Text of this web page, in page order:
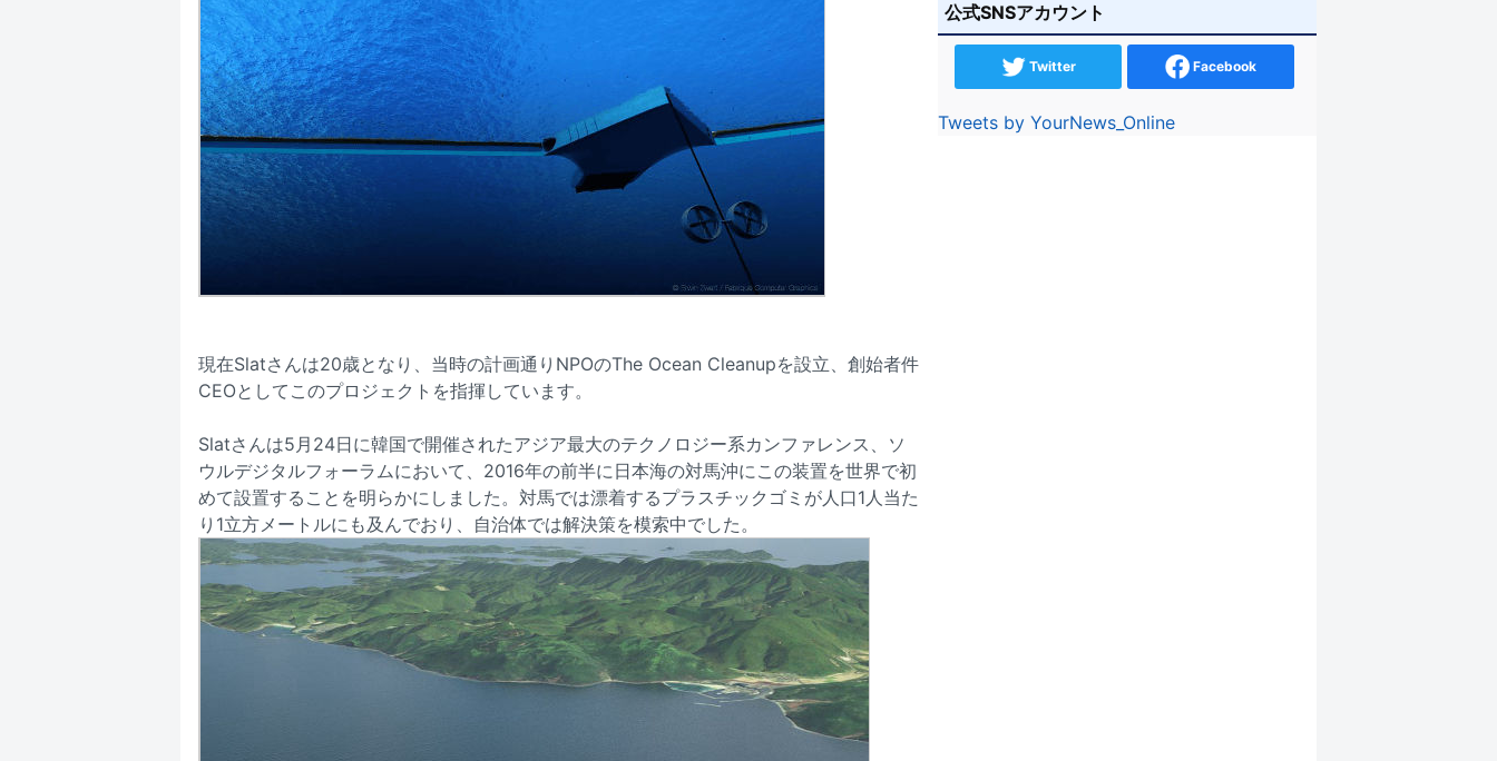
現在Slatさんは20歳となり、当時の計画通りNPOのThe Ocean Cleanupを設立、創始者件
CEOとしてこのプロジェクトを指揮しています。
Slatさんは5月24日に韓国で開催されたアジア最大のテクノロジー系カンファレンス、ソ
ウルデジタルフォーラムにおいて、2016年の前半に日本海の対馬沖にこの装置を世界で初
めて設置することを明らかにしました。対馬では漂着するプラスチックゴミが人口1人当た
り1立方メートルにも及んでおり、自治体では解決策を模索中でした。
公式SNSアカウント
Twitter Facebook
Tweets by YourNews_Online